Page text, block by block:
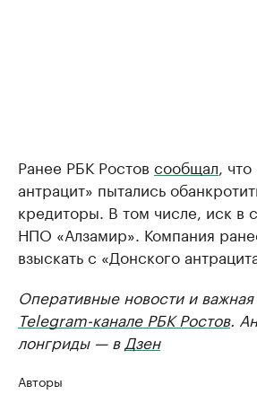
Ранее РБК Ростов сообщал ,
антрацит» пытались
кредиторы. В том числе, иск в
НПО «Алзамир». Компания
взыскать с «Донского
Оперативные новости и
Telegram-канале РБК Ростов.
лонгриды — в Дзен
Авторы